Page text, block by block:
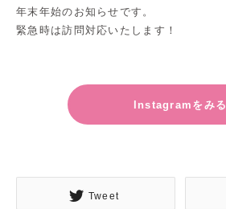
年末年始のお知らせです。
緊急時は訪問対応いたします！
Instagramをみる
Tweet